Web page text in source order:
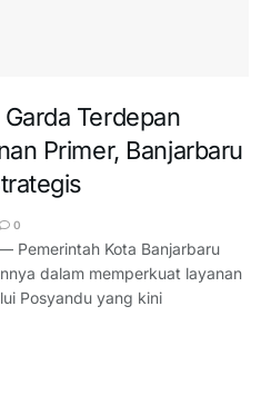
Terdepan
Primer, Banjarbaru
0
Pemerintah Kota Banjarbaru
dalam memperkuat layanan
Posyandu yang kini